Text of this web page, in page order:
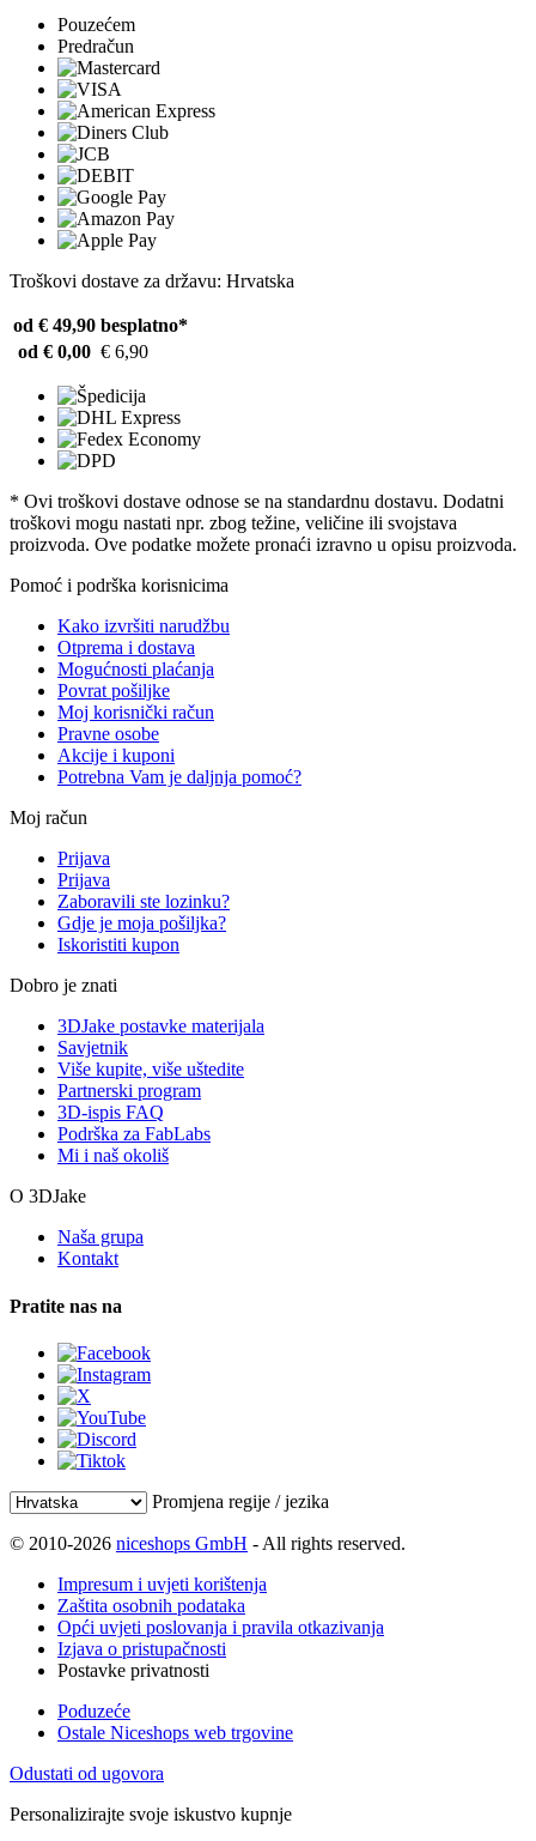
Pouzećem
Predračun
Troškovi dostave za državu: Hrvatska
od € 49,90 besplatno*
od € 0,00 € 6,90
* Ovi troškovi dostave odnose se na standardnu ​​dostavu. Dodatni
troškovi mogu nastati npr. zbog težine, veličine ili svojstava
proizvoda. Ove podatke možete pronaći izravno u opisu proizvoda.
Pomoć i podrška korisnicima
Kako izvršiti narudžbu
Otprema i dostava
Mogućnosti plaćanja
Povrat pošiljke
Moj korisnički račun
Pravne osobe
Akcije i kuponi
Potrebna Vam je daljnja pomoć?
Moj račun
Prijava
Prijava
Zaboravili ste lozinku?
Gdje je moja pošiljka?
Iskoristiti kupon
Dobro je znati
3DJake postavke materijala
Savjetnik
Više kupite, više uštedite
Partnerski program
3D-ispis FAQ
Podrška za FabLabs
Mi i naš okoliš
O 3DJake
Naša grupa
Kontakt
Pratite nas na
Promjena regije / jezika
© 2010-2026 niceshops GmbH - All rights reserved.
Impresum i uvjeti korištenja
Zaštita osobnih podataka
Opći uvjeti poslovanja i pravila otkazivanja
Izjava o pristupačnosti
Postavke privatnosti
Poduzeće
Ostale Niceshops web trgovine
Odustati od ugovora
Personalizirajte svoje iskustvo kupnje